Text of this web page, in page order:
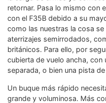
retornar. Pasa lo mismo con
con el F35B debido a su
como las nuestras la cosa
aterrizajes semirrodados,
británicos. Para ello, por
cubierta de vuelo ancha, con
separada, o bien una pista
Un buque más rápido
grande y voluminosa. Más